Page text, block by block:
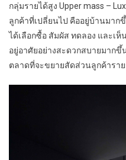
กลุ่มรายได้สูง Upper mass –
ลูกค้าที่เปลี่ยนไป คืออยู่บ้านมาก
ได้เลือกซื้อ สัมผัส ทดลอง และเ
อยู่อาศัยอย่างสะดวกสบายมาก
ตลาดที่จะขยายสัดส่วนลูกค้ารา